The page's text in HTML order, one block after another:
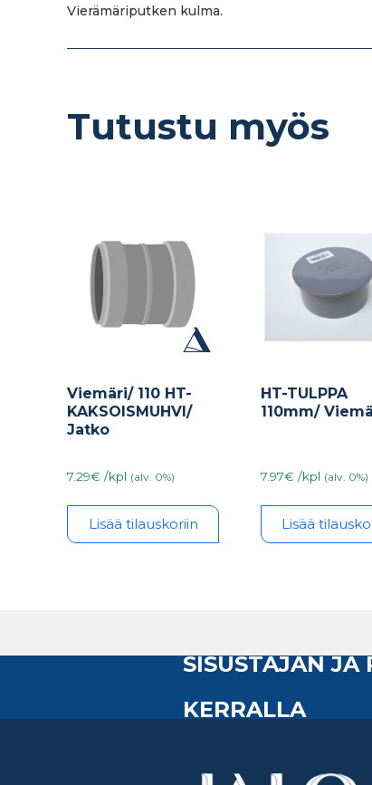
Vierämäriputken kulma.
Tutustu myös
Viemäri/ 110 HT-
KAKSOISMUHVI/
Jatko
7.29€ /kpl (alv. 0%)
Lisää tilauskoriin
HT-TULPPA
110mm/
7.97€ /kpl (alv. 0%)
Lisää
SISUSTAJAN
KERRALLA